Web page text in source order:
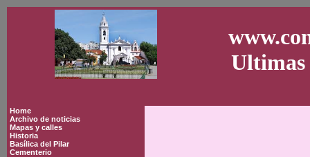
Ultimas
Home
Archivo de noticias
Mapas y calles
Historia
Basílica del Pilar
Cementerio